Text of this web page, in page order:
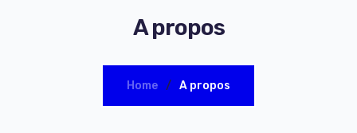
A propos
Home A propos